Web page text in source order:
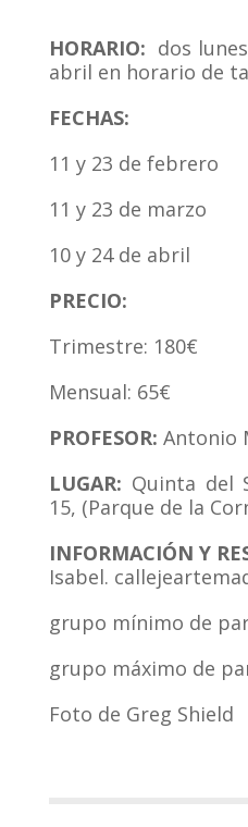
HORARIO: dos
abril en horario de
FECHAS:
11 y 23 de febrero
11 y 23 de marzo
10 y 24 de abril
PRECIO:
Trimestre: 180€
Mensual: 65€
PROFESOR: Antonio
LUGAR: Quinta del
15, (Parque de la
INFORMACIÓN Y
Isabel.
grupo mínimo de
grupo máximo de
Foto de Greg Shield